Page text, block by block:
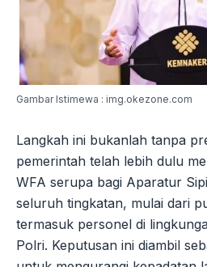
Gambar Istimewa : img.okezone.com
Langkah ini bukanlah tanpa
pemerintah telah lebih dulu
WFA serupa bagi Aparatur
seluruh tingkatan, mulai dari
termasuk personel di
Polri. Keputusan ini diambil